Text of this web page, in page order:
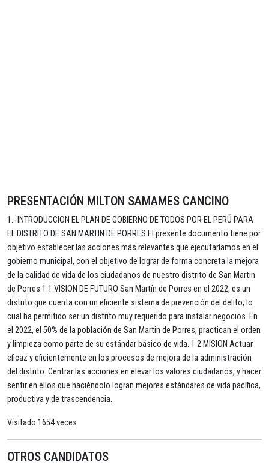
PRESENTACIÓN MILTON SAMAMES CANCINO
1.- INTRODUCCION EL PLAN DE GOBIERNO DE TODOS POR EL PERÚ PARA
EL DISTRITO DE SAN MARTIN DE PORRES El presente documento tiene por
objetivo establecer las acciones más relevantes que ejecutaríamos en el
gobierno municipal, con el objetivo de lograr de forma concreta la mejora
de la calidad de vida de los ciudadanos de nuestro distrito de San Martin
de Porres 1.1 VISION DE FUTURO San Martín de Porres en el 2022, es un
distrito que cuenta con un eficiente sistema de prevención del delito, lo
cual ha permitido ser un distrito muy requerido para instalar negocios. En
el 2022, el 50% de la población de San Martin de Porres, practican el orden
y limpieza como parte de su estándar básico de vida. 1.2 MISION Actuar
eficaz y eficientemente en los procesos de mejora de la administración
del distrito. Centrar las acciones en elevar los valores ciudadanos, y hacer
sentir en ellos que haciéndolo logran mejores estándares de vida pacífica,
productiva y de trascendencia.
Visitado 1654 veces
OTROS CANDIDATOS